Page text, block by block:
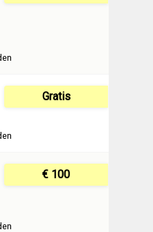
Gratis
€ 100